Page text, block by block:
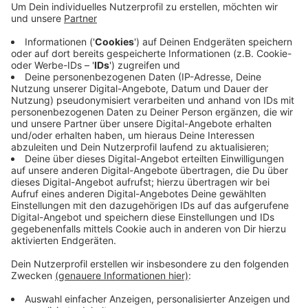
gesetzt. Es wird darüber diskutiert, wie bei
werden kann. Zum Beispiel mit Frühwarnsystemen,
wie dem Regenradar "X-Band Radar" das letztes
Jahr von Aachener Firmen und Forschern
entwickelt worden ist. Rund 500 Teilnehmer
werden erwarten.
Veröffentlicht:Donnerstag, 09.01.2020 07:43
Anzeige
Anzeige